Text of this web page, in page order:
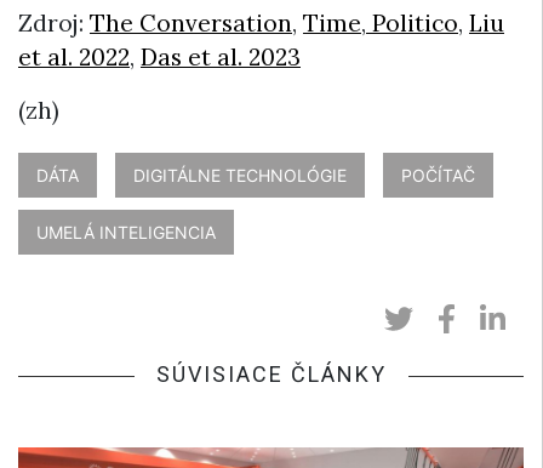
Zdroj: The Conversation, Time, Politico, Liu
et al. 2022, Das et al. 2023
(zh)
DÁTA DIGITÁLNE TECHNOLÓGIE POČÍTAČ
UMELÁ INTELIGENCIA
SÚVISIACE ČLÁNKY